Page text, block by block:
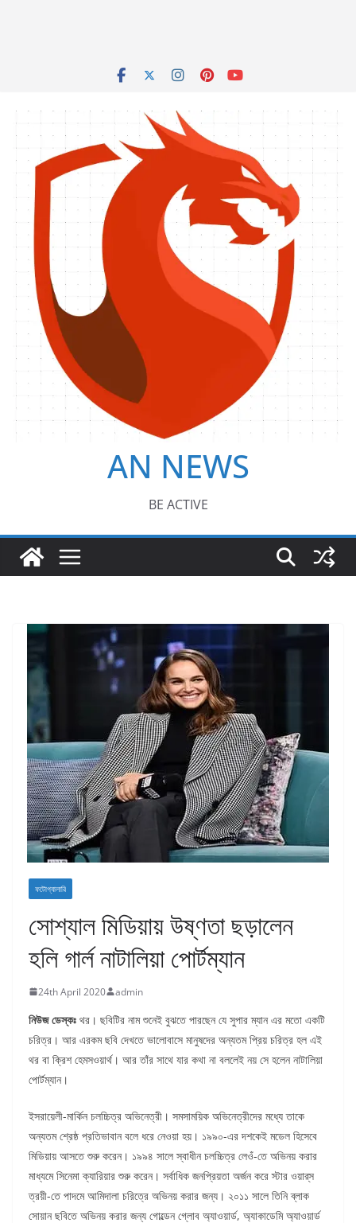
AN NEWS
BE ACTIVE
ফটোগ্যালারি
সোশ্যাল মিডিয়ায় উষ্ণতা ছড়ালেন
হলি গার্ল নাটালিয়া পোর্টম্যান
24th April 2020 admin
নিউজডেস্কঃ থর। ছবিটির নাম শুনেই বুঝতে পারছেন যে সুপার ম্যান এর মতো একটি
চরিত্র। আর এরকম ছবি দেখতে ভালোবাসে মানুষদের অন্যতম প্রিয় চরিত্র হল এই
থর বা ক্রিশ হেমসওয়ার্থ। আর তাঁর সাথে যার কথা না বললেই নয় সে হলেন নাটালিয়া
পোর্টম্যান।
ইসরায়েলী-মার্কিন চলচ্চিত্র অভিনেত্রী। সমসাময়িক অভিনেত্রীদের মধ্যে তাকে
অন্যতম শ্রেষ্ঠ প্রতিভাবান বলে ধরে নেওয়া হয়। ১৯৯০-এর দশকেই মডেল হিসেবে
মিডিয়ায় আসতে শুরু করেন। ১৯৯৪ সালে স্বাধীন চলচ্চিত্র লেওঁ-তে অভিনয় করার
মাধ্যমে সিনেমা ক্যারিয়ার শুরু করেন। সর্বাধিক জনপ্রিয়তা অর্জন করে স্টার ওয়ার্‌স
ত্রয়ী-তে পাদমে আমিদালা চরিত্রে অভিনয় করার জন্য। ২০১১ সালে তিনি ব্লাক
সোয়ান ছবিতে অভিনয় করার জন্য গোল্ডেন গ্লোব অ্যাওয়ার্ড, অ্যাকাডেমি অ্যাওয়ার্ড